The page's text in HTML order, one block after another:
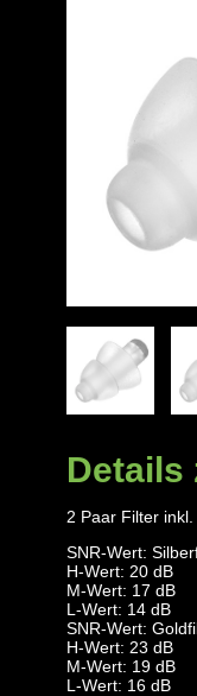
Details
2 Paar Filter inkl.
SNR-Wert:
H-Wert: 20 dB
M-Wert: 17 dB
L-Wert: 14 dB
SNR-Wert:
H-Wert: 23 dB
M-Wert: 19 dB
L-Wert: 16 dB